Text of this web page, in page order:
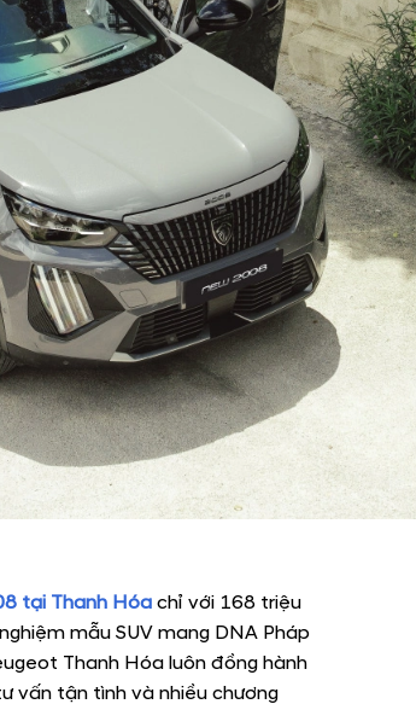
tại Thanh Hóa chỉ với 168 triệu
mẫu SUV mang DNA Pháp
Thanh Hóa luôn đồng hành
vấn tận tình và nhiều chương